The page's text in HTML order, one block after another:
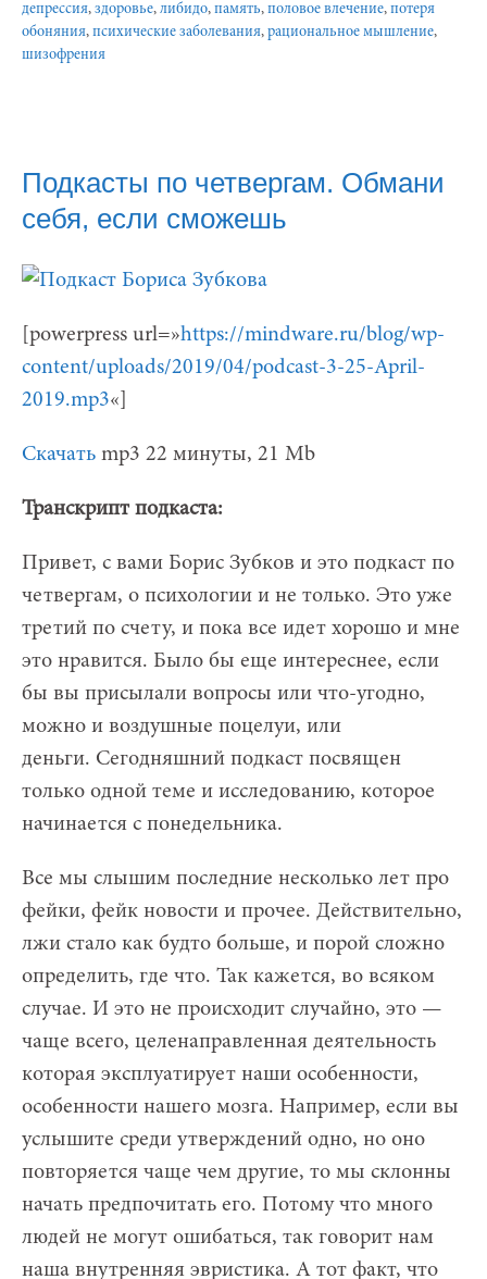
депрессия, здоровье, либидо, память, половое влечение, потеря
обоняния, психические заболевания, рациональное мышление,
шизофрения
Подкасты по четвергам. Обмани
себя, если сможешь
[powerpress url=»https://mindware.ru/blog/wp-
content/uploads/2019/04/podcast-3-25-April-
2019.mp3«]
Скачать mp3 22 минуты, 21 Mb
Транскрипт подкаста:
Привет, с вами Борис Зубков и это подкаст по
четвергам, о психологии и не только. Это уже
третий по счету, и пока все идет хорошо и мне
это нравится. Было бы еще интереснее, если
бы вы присылали вопросы или что-угодно,
можно и воздушные поцелуи, или
деньги. Сегодняшний подкаст посвящен
только одной теме и исследованию, которое
начинается с понедельника.
Все мы слышим последние несколько лет про
фейки, фейк новости и прочее. Действительно,
лжи стало как будто больше, и порой сложно
определить, где что. Так кажется, во всяком
случае. И это не происходит случайно, это —
чаще всего, целенаправленная деятельность
которая эксплуатирует наши особенности,
особенности нашего мозга. Например, если вы
услышите среди утверждений одно, но оно
повторяется чаще чем другие, то мы склонны
начать предпочитать его. Потому что много
людей не могут ошибаться, так говорит нам
наша внутренняя эвристика. А тот факт, что